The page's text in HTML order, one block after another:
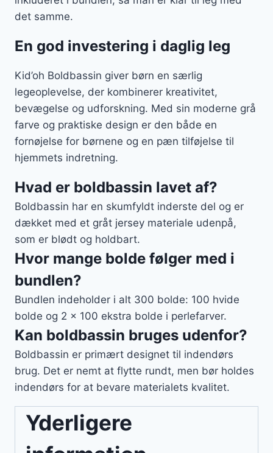
det samme.
En god investering i daglig leg
Kid’oh Boldbassin giver børn en særlig
legeoplevelse, der kombinerer kreativitet,
bevægelse og udforskning. Med sin moderne grå
farve og praktiske design er den både en
fornøjelse for børnene og en pæn tilføjelse til
hjemmets indretning.
Hvad er boldbassin lavet af?
Boldbassin har en skumfyldt inderste del og er
dækket med et gråt jersey materiale udenpå,
som er blødt og holdbart.
Hvor mange bolde følger med i
bundlen?
Bundlen indeholder i alt 300 bolde: 100 hvide
bolde og 2 x 100 ekstra bolde i perlefarver.
Kan boldbassin bruges udenfor?
Boldbassin er primært designet til indendørs
brug. Det er nemt at flytte rundt, men bør holdes
indendørs for at bevare materialets kvalitet.
Yderligere